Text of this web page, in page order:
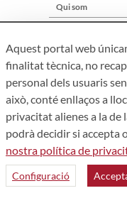
Qui som
Àrea de Cultura –
73. 08018 Barcelona.
Aquest portal web
finalitat tècnica, no
personal dels usuaris
això, conté enllaços a
privacitat alienes a la de
podrà decidir si accepta
nostra política de
Configuració